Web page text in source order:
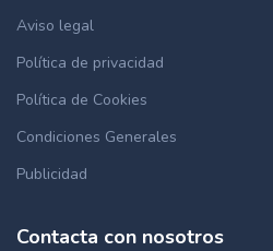
Aviso legal
Política de privacidad
Política de Cookies
Condiciones Generales
Publicidad
Contacta con nosotros